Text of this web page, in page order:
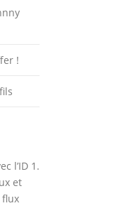
!
l’ID 1.
et